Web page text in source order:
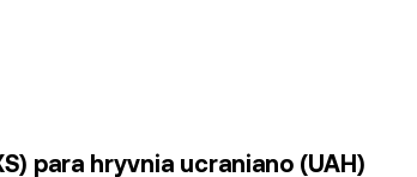
para hryvnia ucraniano (UAH)